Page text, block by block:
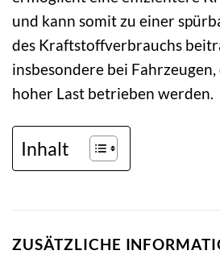
und kann somit zu einer
des Kraftstoffverbrauchs
insbesondere bei
hoher Last betrieben werden.
Inhalt
ZUSÄTZLICHE